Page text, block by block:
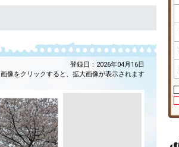
登録日：2026年04月16日
画像をクリックすると、拡大画像が表示されます